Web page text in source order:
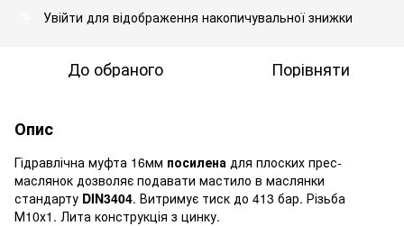
Увійти для відображення накопичувальної знижки
До обраного Порівняти
Опис
Гідравлічна муфта 16мм посилена для плоских прес-
маслянок дозволяє подавати мастило в маслянки
стандарту DIN3404. Витримує тиск до 413 бар. Різьба
М10х1. Лита конструкція з цинку.